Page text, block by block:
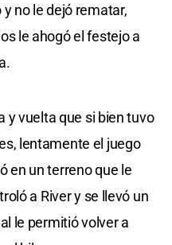
no le dejó rematar,
le ahogó el festejo a
y vuelta que si bien tuvo
lentamente el juego
en un terreno que le
a River y se llevó un
le permitió volver a